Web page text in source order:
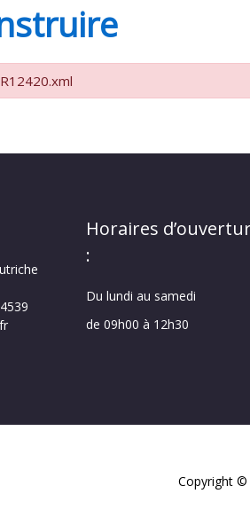
Horaires
:
Du lundi au samedi
de 09h00 à 12h30
Copyright ©